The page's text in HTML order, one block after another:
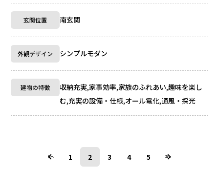
玄関位置 南玄関
外観デザイン シンプルモダン
建物の特徴
収納充実,家事効率,家族のふれあい,趣味を楽し
む,充実の設備・仕様,オール電化,通風・採光
前へ 1 2 3 4 5 次へ